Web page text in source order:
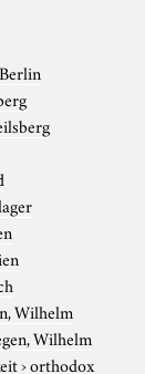
Berlin
Wilhelm
Wilhelm
›orthodox